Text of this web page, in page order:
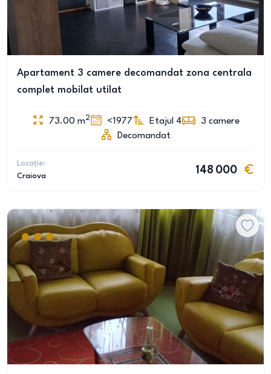
Apartament 3 camere decomandat zona centrala
complet mobilat utilat
73.00 m2 <1977 Etajul 4 3 camere
Decomandat
Locație:
Craiova
148 000